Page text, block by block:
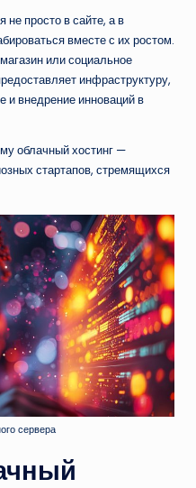
просто в сайте, а в
вместе с их ростом.
или социальное
инфраструктуру,
и внедрение инноваций в
облачный хостинг —
стартапов, стремящихся
сервера